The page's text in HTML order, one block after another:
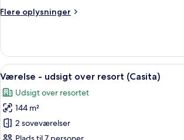
Flere oplysninger
Flere
-
ved
havet
Indlæs
alle
billeder
af
Værelse
-
En stue med
6
Værelse - udsigt over resort (Casita)
Udsigt over resortet
144 m²
2 soveværelser